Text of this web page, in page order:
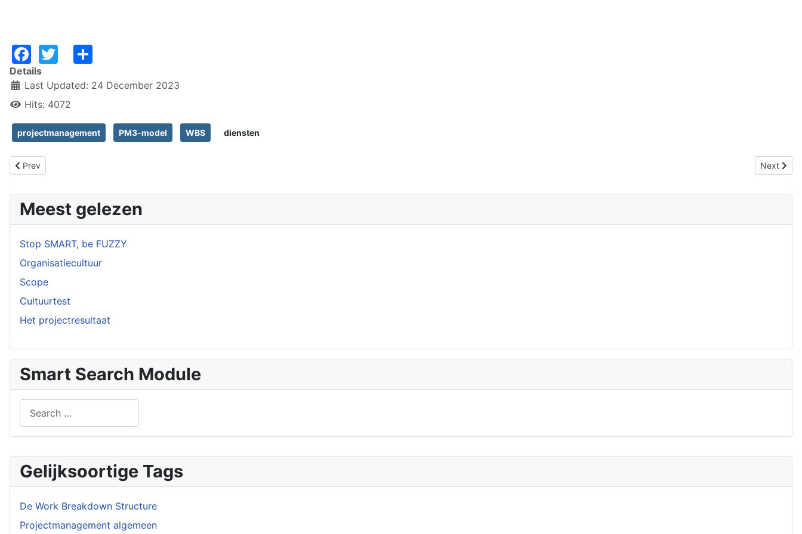
Gelijksoortige Tags
De Work Breakdown Structure
Projectmanagement algemeen
Facebook
Twitter
Details
Last Updated: 24 December 2023
Hits: 4072
projectmanagement PM3-model WBS diensten
Previous article: Directheid, indirectheid en projectmanagement
Prev Next
Next
Meest gelezen
Stop SMART, be FUZZY
Organisatiecultuur
Scope
Cultuurtest
Het projectresultaat
Smart Search Module